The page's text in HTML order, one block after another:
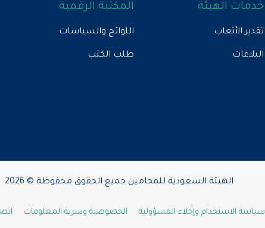
خدمات الهيئة
تقدير الأتعاب
البلاغات
المكتبة الرقمية
اللوائح والسياسات
طلب الكتب
الهيئة السعودية للمحامين جميع الحقوق محفوظة © 2026
سياسة الاستخدام وإخلاء المسؤولية الخصوصية وسرية المعلومات